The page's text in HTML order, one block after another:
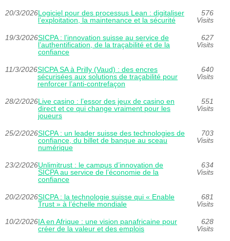
20/3/2026Logiciel pour des processus Lean : digitaliser
l’exploitation, la maintenance et la sécurité
576
Visits
19/3/2026SICPA : l’innovation suisse au service de
l’authentification, de la traçabilité et de la
confiance
627
Visits
11/3/2026SICPA SA à Prilly (Vaud) : des encres
sécurisées aux solutions de traçabilité pour
renforcer l’anti-contrefaçon
640
Visits
28/2/2026Live casino : l’essor des jeux de casino en
direct et ce qui change vraiment pour les
joueurs
551
Visits
25/2/2026SICPA : un leader suisse des technologies de
confiance, du billet de banque au sceau
numérique
703
Visits
23/2/2026Unlimitrust : le campus d’innovation de
SICPA au service de l’économie de la
confiance
634
Visits
20/2/2026SICPA : la technologie suisse qui « Enable
Trust » à l’échelle mondiale
681
Visits
10/2/2026IA en Afrique : une vision panafricaine pour
créer de la valeur et des emplois
628
Visits